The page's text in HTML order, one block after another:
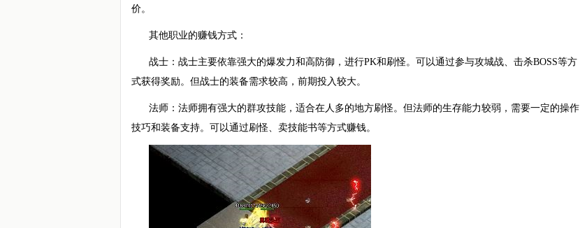
价。
其他职业的赚钱方式：
战士：战士主要依靠强大的爆发力和高防御，进行PK和刷怪。可以通过参与攻城战、击杀BOSS等方
式获得奖励。但战士的装备需求较高，前期投入较大。
法师：法师拥有强大的群攻技能，适合在人多的地方刷怪。但法师的生存能力较弱，需要一定的操作
技巧和装备支持。可以通过刷怪、卖技能书等方式赚钱。